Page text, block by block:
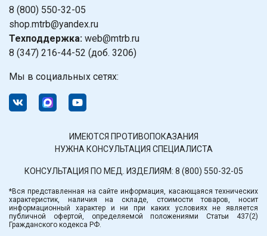
8 (800) 550-32-05
shop.mtrb@yandex.ru
Техподдержка: web@mtrb.ru
8 (347) 216-44-52 (доб. 3206)
Мы в социальных сетях:
ИМЕЮТСЯ ПРОТИВОПОКАЗАНИЯ
НУЖНА КОНСУЛЬТАЦИЯ СПЕЦИАЛИСТА
КОНСУЛЬТАЦИЯ ПО МЕД. ИЗДЕЛИЯМ: 8 (800) 550-32-05
*Вся представленная на сайте информация, касающаяся технических
характеристик, наличия на складе, стоимости товаров, носит
информационный характер и ни при каких условиях не является
публичной офертой, определяемой положениями Статьи 437(2)
Гражданского кодекса РФ.